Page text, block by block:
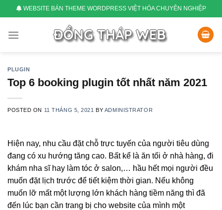
to
content
WEBSITE BÁN THEME WORDPRESS VIỆT HÓA CHUYÊN NGHIỆP
PLUGIN
Top 6 booking plugin tốt nhất năm 2021
POSTED ON 11 THÁNG 5, 2021 BY ADMINISTRATOR
Hiện nay, nhu cầu đặt chỗ trực tuyến của người tiêu dùng
đang có xu hướng tăng cao. Bất kể là ăn tối ở nhà hàng, đi
khám nha sĩ hay làm tóc ở salon,… hầu hết mọi người đều
muốn đặt lịch trước để tiết kiệm thời gian. Nếu không
muốn lỡ mất một lượng lớn khách hàng tiềm năng thì đã
đến lúc bạn cần trang bị cho website của mình một